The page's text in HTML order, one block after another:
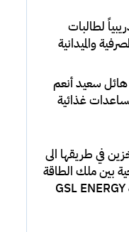
لطالبات
والميدانية
هائل سعيد أنعم
غذائية
في طريقها الى
بين ملك الطاقة
حمود جرمان وإخوانه، وشركة GSL ENERGY